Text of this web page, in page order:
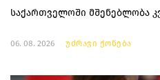
საქართველოში მშენებლობა
06. 08. 2026 უძრავი ქონება